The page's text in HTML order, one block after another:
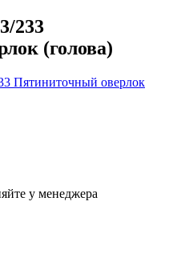
233
(голова)
у менеджера